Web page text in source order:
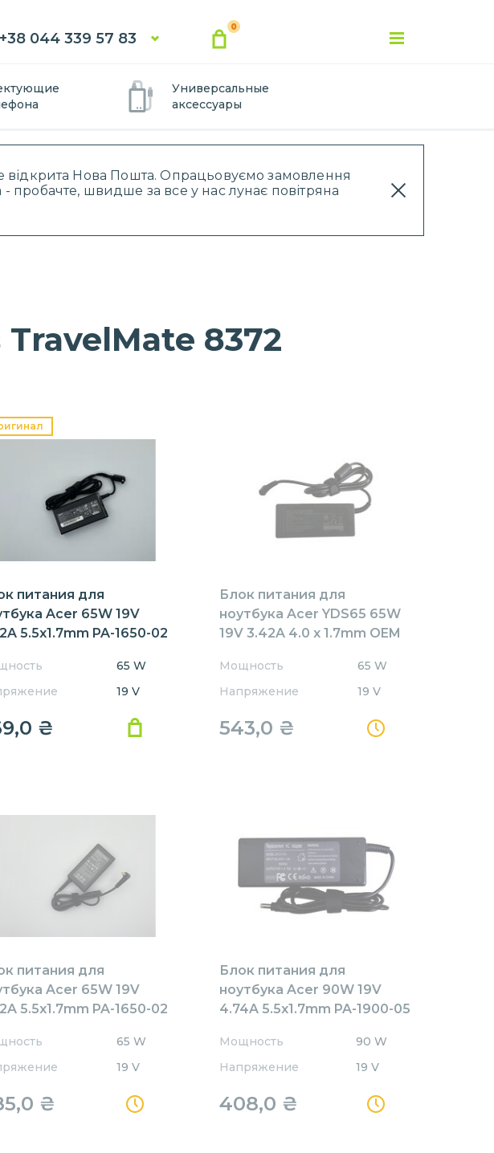
відкрита Нова Пошта. Опрацьовуємо замовлення
швидше за все у нас лунає повітряна
+38 044 339 57 83
0
а
Универсальные
аксессуары
8372
питания для
Acer 65W 19V
5.5x1.7mm PA-1650-02
65 W
19 V
₴
Блок питания для
ноутбука Acer YDS65 65W
19V 3.42A 4.0 x 1.7mm OEM
Мощность
65 W
Напряжение
19 V
543,0 ₴
питания для
Acer 65W 19V
5.5x1.7mm PA-1650-02
65 W
19 V
₴
Блок питания для
ноутбука Acer 90W 19V
4.74A 5.5x1.7mm PA-1900-05
Мощность
90 W
Напряжение
19 V
408,0 ₴